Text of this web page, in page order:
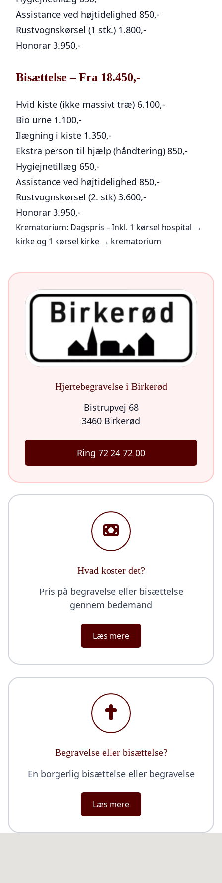
Assistance ved højtidelighed 850,-
Rustvognskørsel (1 stk.) 1.800,-
Honorar 3.950,-
Bisættelse – Fra 18.450,-
Hvid kiste (ikke massivt træ) 6.100,-
Bio urne 1.100,-
Ilægning i kiste 1.350,-
Ekstra person til hjælp (håndtering) 850,-
Hygiejnetillæg 650,-
Assistance ved højtidelighed 850,-
Rustvognskørsel (2. stk) 3.600,-
Honorar 3.950,-
Krematorium: Dagspris – Inkl. 1 kørsel hospital →
kirke og 1 kørsel kirke → krematorium
Hjertebegravelse i Birkerød
Bistrupvej 68
3460 Birkerød
Ring 72 24 72 00
Hvad koster det?
Pris på begravelse eller bisættelse
gennem bedemand
Læs mere
Begravelse eller bisættelse?
En borgerlig bisættelse eller begravelse
Læs mere